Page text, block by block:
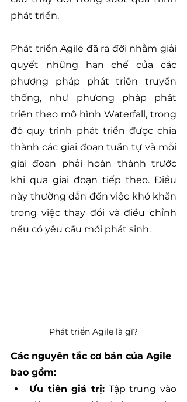
phát triển.
Phát triển Agile đã ra đời nhằm giải
quyết những hạn chế của các
phương pháp phát triển truyền
thống, như phương pháp phát
triển theo mô hình Waterfall, trong
đó quy trình phát triển được chia
thành các giai đoạn tuần tự và mỗi
giai đoạn phải hoàn thành trước
khi qua giai đoạn tiếp theo. Điều
này thường dẫn đến việc khó khăn
trong việc thay đổi và điều chỉnh
nếu có yêu cầu mới phát sinh.
Phát triển Agile là gì?
Các nguyên tắc cơ bản của Agile
bao gồm:
Ưu tiên giá trị: Tập trung vào